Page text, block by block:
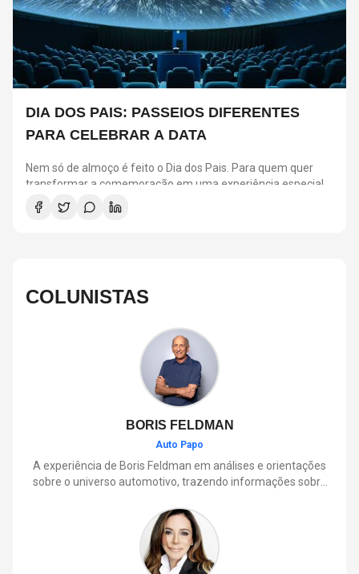
DIA DOS PAIS: PASSEIOS DIFERENTES
PARA CELEBRAR A DATA
Nem só de almoço é feito o Dia dos Pais. Para quem quer
transformar a comemoração em uma experiência especial,
São Paulo reúne atrações para todos os estilos.
Selecionamos seis passeios que prometem agradar pais e
COLUNISTAS
BORIS FELDMAN
Auto Papo
A experiência de Boris Feldman em análises e orientações
sobre o universo automotivo, trazendo informações sobre
que envolve o dia a dia dos motoristas.